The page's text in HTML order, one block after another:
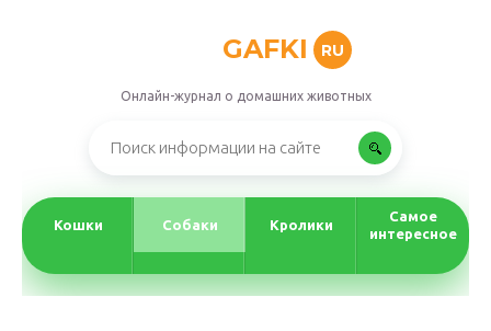
GAFKI RU
Онлайн-журнал о домашних животных
Кошки Собаки Кролики
Самое
интересное